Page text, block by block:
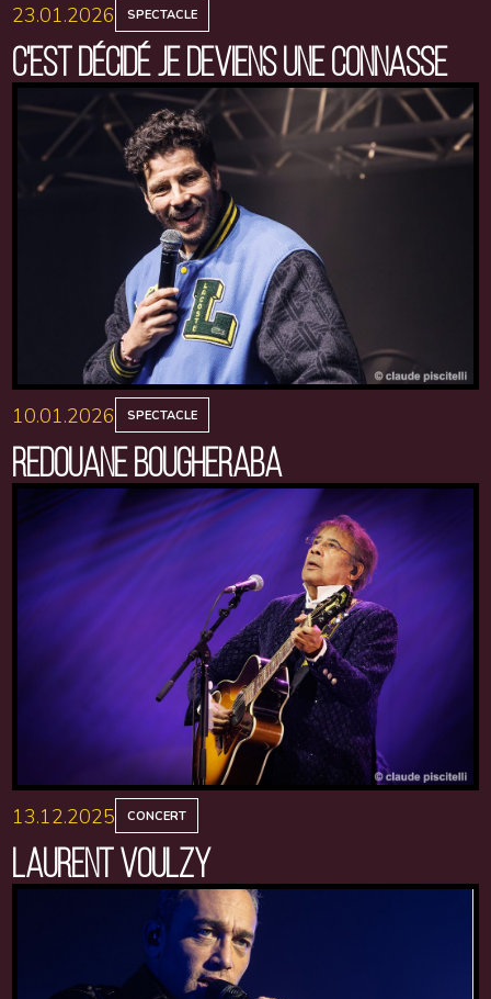
23.01.2026 SPECTACLE
C'EST DÉCIDÉ JE DEVIENS UNE CONNASSE
10.01.2026 SPECTACLE
REDOUANE BOUGHERABA
13.12.2025 CONCERT
LAURENT VOULZY